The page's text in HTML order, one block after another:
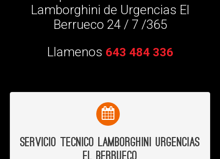
Lamborghini de Urgencias El
Berrueco 24 / 7 /365
Llamenos 643 484 336
Servicio Tecnico Lamborghini Urgencias
El Berrueco